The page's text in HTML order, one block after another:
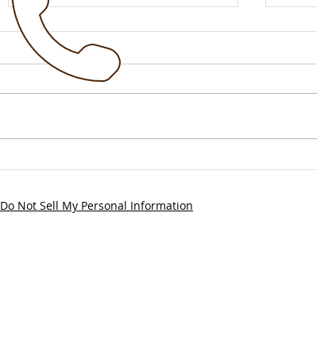
Vollsperrung B7 ab 21.Juli
Do Not Sell My Personal Information